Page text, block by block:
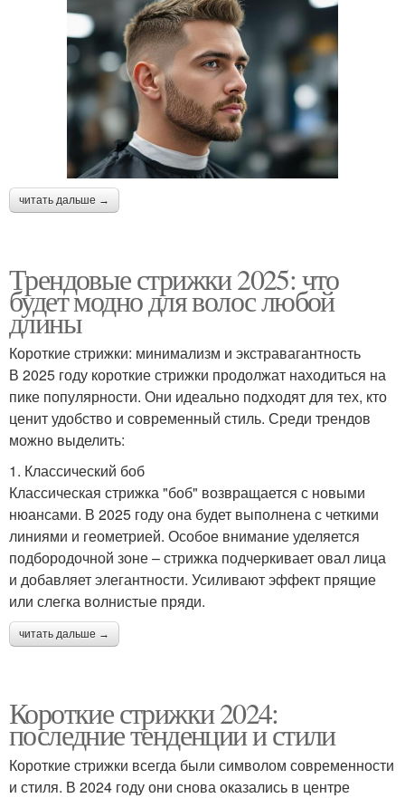
читать дальше →
Трендовые стрижки 2025: что
будет модно для волос любой
длины
Короткие стрижки: минимализм и экстравагантность
В 2025 году короткие стрижки продолжат находиться на
пике популярности. Они идеально подходят для тех, кто
ценит удобство и современный стиль. Среди трендов
можно выделить:
1. Классический боб
Классическая стрижка "боб" возвращается с новыми
нюансами. В 2025 году она будет выполнена с четкими
линиями и геометрией. Особое внимание уделяется
подбородочной зоне – стрижка подчеркивает овал лица
и добавляет элегантности. Усиливают эффект прящие
или слегка волнистые пряди.
читать дальше →
Короткие стрижки 2024:
последние тенденции и стили
Короткие стрижки всегда были символом современности
и стиля. В 2024 году они снова оказались в центре